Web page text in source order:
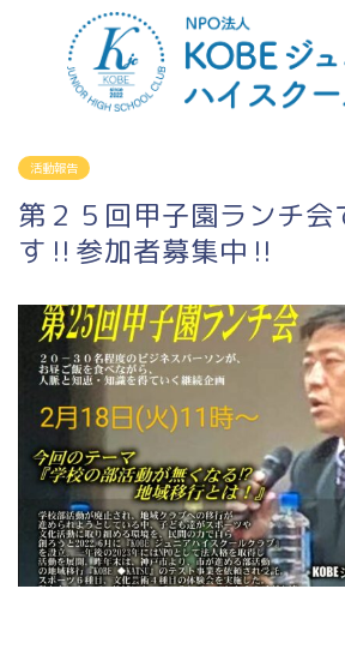
活動報告
第２５回甲子園ランチ会
す‼参加者募集中‼